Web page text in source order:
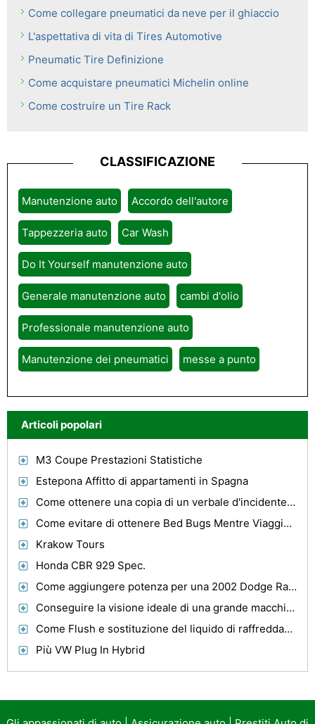
Come collegare pneumatici da neve per il ghiaccio
L'aspettativa di vita di Tires Automotive
Pneumatic Tire Definizione
Come acquistare pneumatici Michelin online
Come costruire un Tire Rack
CLASSIFICAZIONE
Manutenzione auto Accordo dell'autore
Tappezzeria auto Car Wash
Do It Yourself manutenzione auto
Generale manutenzione auto cambi d'olio
Professionale manutenzione auto
Manutenzione dei pneumatici messe a punto
Articoli popolari
M3 Coupe Prestazioni Statistiche
Estepona Affitto di appartamenti in Spagna
Come ottenere una copia di un verbale d'incidente della polizia
Come evitare di ottenere Bed Bugs Mentre Viaggiare
Krakow Tours
Honda CBR 929 Spec.
Come aggiungere potenza per una 2002 Dodge Ram 1500
Conseguire la visione ideale di una grande macchina utilizzando Ricambi auto personalizzate
Come Flush e sostituzione del liquido di raffreddamento del motore
Più VW Plug In Hybrid